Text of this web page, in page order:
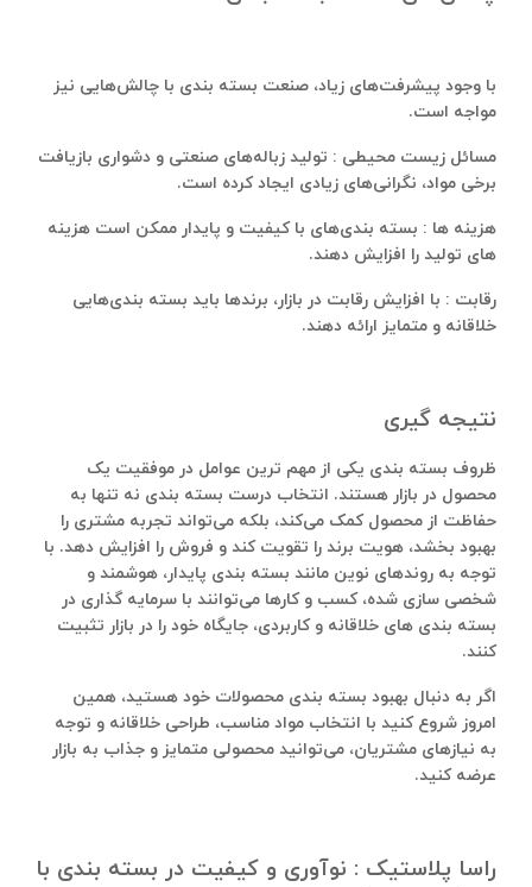
با وجود پیشرفت‌های زیاد، صنعت بسته ‌بندی با چالش‌هایی نیز
مواجه است.
مسائل زیست‌ محیطی : تولید زباله‌های صنعتی و دشواری بازیافت
برخی مواد، نگرانی‌های زیادی ایجاد کرده است.
هزینه‌ ها : بسته ‌بندی‌های با کیفیت و پایدار ممکن است هزینه‌
های تولید را افزایش دهند.
رقابت : با افزایش رقابت در بازار، برندها باید بسته ‌بندی‌هایی
خلاقانه و متمایز ارائه دهند.
نتیجه‌ گیری
ظروف بسته ‌بندی یکی از مهم ‌ترین عوامل در موفقیت یک
محصول در بازار هستند. انتخاب درست بسته بندی نه تنها به
حفاظت از محصول کمک می‌کند، بلکه می‌تواند تجربه مشتری را
بهبود بخشد، هویت برند را تقویت کند و فروش را افزایش دهد. با
توجه به روندهای نوین مانند بسته‌ بندی پایدار، هوشمند و
شخصی‌ سازی‌ شده، کسب‌ و کارها می‌توانند با سرمایه‌ گذاری در
بسته‌ بندی‌ های خلاقانه و کاربردی، جایگاه خود را در بازار تثبیت
کنند.
اگر به دنبال بهبود بسته ‌بندی محصولات خود هستید، همین
امروز شروع کنید با انتخاب مواد مناسب، طراحی خلاقانه و توجه
به نیازهای مشتریان، می‌توانید محصولی متمایز و جذاب به بازار
عرضه کنید.
راسا پلاستیک : نوآوری و کیفیت در بسته‌ بندی با